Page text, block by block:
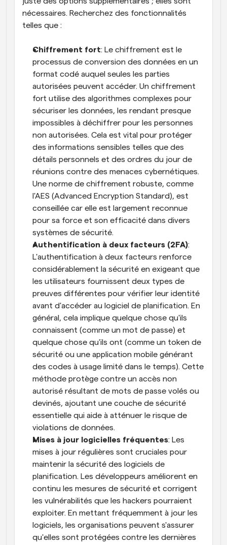
nécessaires. Recherchez des fonctionnalités
telles que :
Chiffrement fort: Le chiffrement est le
processus de conversion des données en un
format codé auquel seules les parties
autorisées peuvent accéder. Un chiffrement
fort utilise des algorithmes complexes pour
sécuriser les données, les rendant presque
impossibles à déchiffrer pour les personnes
non autorisées. Cela est vital pour protéger
des informations sensibles telles que des
détails personnels et des ordres du jour de
réunions contre des menaces cybernétiques.
Une norme de chiffrement robuste, comme
l'AES (Advanced Encryption Standard), est
conseillée car elle est largement reconnue
pour sa force et son efficacité dans divers
systèmes de sécurité.
Authentification à deux facteurs (2FA):
L'authentification à deux facteurs renforce
considérablement la sécurité en exigeant que
les utilisateurs fournissent deux types de
preuves différentes pour vérifier leur identité
avant d'accéder au logiciel de planification. En
général, cela implique quelque chose qu'ils
connaissent (comme un mot de passe) et
quelque chose qu'ils ont (comme un token de
sécurité ou une application mobile générant
des codes à usage limité dans le temps). Cette
méthode protège contre un accès non
autorisé résultant de mots de passe volés ou
devinés, ajoutant une couche de sécurité
essentielle qui aide à atténuer le risque de
violations de données.
Mises à jour logicielles fréquentes: Les
mises à jour régulières sont cruciales pour
maintenir la sécurité des logiciels de
planification. Les développeurs améliorent en
continu les mesures de sécurité et corrigent
les vulnérabilités que les hackers pourraient
exploiter. En mettant fréquemment à jour les
logiciels, les organisations peuvent s'assurer
qu'elles sont protégées contre les dernières